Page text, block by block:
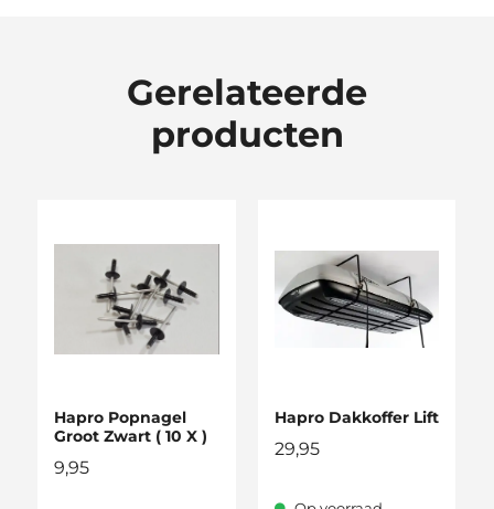
Gerelateerde
producten
Hapro Popnagel
Groot Zwart ( 10 X )
9,95
Hapro Dakkoffer Lift
29,95